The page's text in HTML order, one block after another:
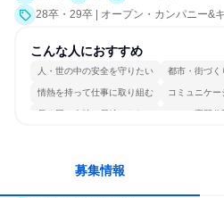
28卒・29卒 | オープン・カンパニー&
こんな人におすすめ
人・世の中の安全を守りたい 都市・街づく
情熱を持って仕事に取り組む コミュニケー
長く同じ会社に居続けられる 一つの専門分
募集情報